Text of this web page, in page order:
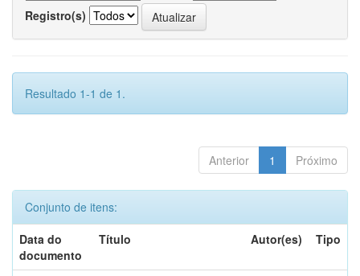
Registro(s)
Resultado 1-1 de 1.
Anterior 1 Próximo
Conjunto de itens:
Data do
documento
Título Autor(es) Tipo